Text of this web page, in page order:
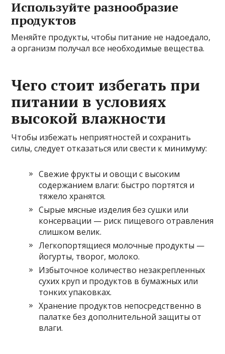
Используйте разнообразие
продуктов
Меняйте продукты, чтобы питание не надоедало,
а организм получал все необходимые вещества.
Чего стоит избегать при
питании в условиях
высокой влажности
Чтобы избежать неприятностей и сохранить
силы, следует отказаться или свести к минимуму:
Свежие фрукты и овощи с высоким
содержанием влаги: быстро портятся и
тяжело хранятся.
Сырые мясные изделия без сушки или
консервации — риск пищевого отравления
слишком велик.
Легкопортящиеся молочные продукты —
йогурты, творог, молоко.
Избыточное количество незакрепленных
сухих круп и продуктов в бумажных или
тонких упаковках.
Хранение продуктов непосредственно в
палатке без дополнительной защиты от
влаги.